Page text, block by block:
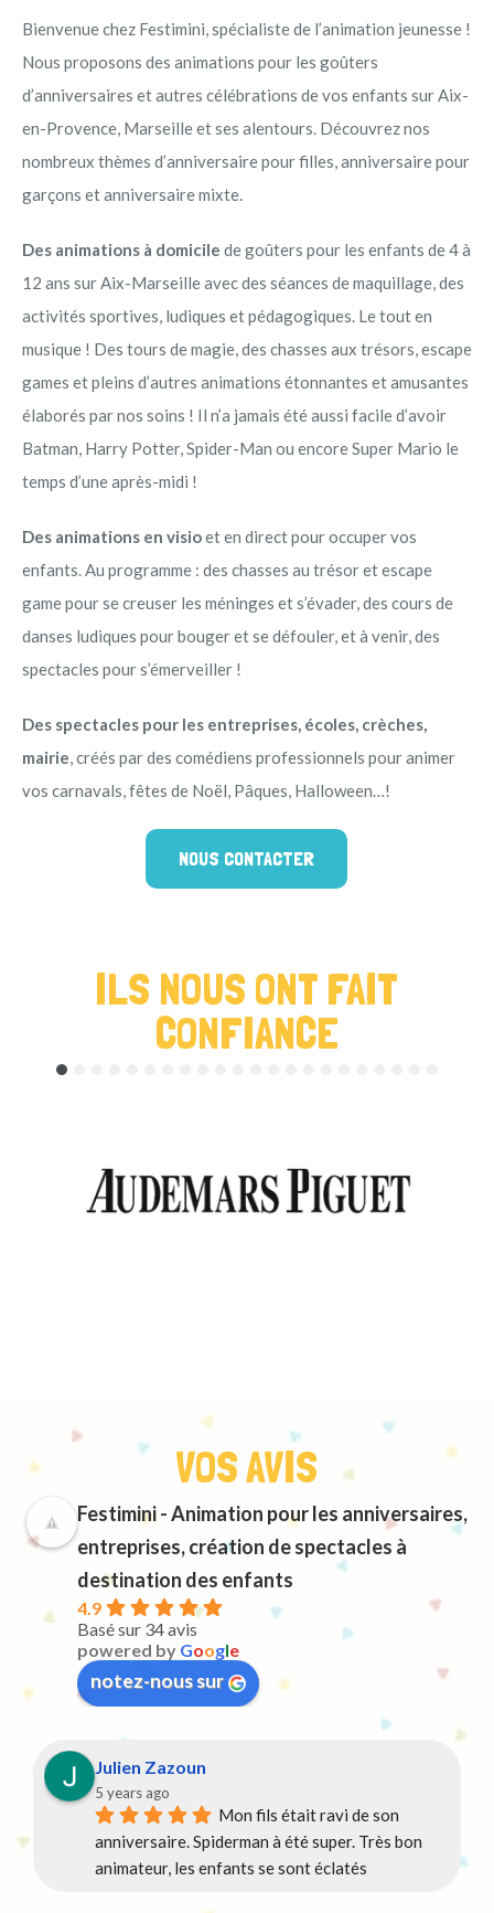
Bienvenue chez Festimini, spécialiste de l’animation jeunesse !
Nous proposons des animations pour les goûters
d’anniversaires et autres célébrations de vos enfants sur Aix-
en-Provence, Marseille et ses alentours. Découvrez nos
nombreux thèmes d’anniversaire pour filles, anniversaire pour
garçons et anniversaire mixte.
Des animations à domicile de goûters pour les enfants de 4 à
12 ans sur Aix-Marseille avec des séances de maquillage, des
activités sportives, ludiques et pédagogiques. Le tout en
musique ! Des tours de magie, des chasses aux trésors, escape
games et pleins d’autres animations étonnantes et amusantes
élaborés par nos soins ! Il n’a jamais été aussi facile d’avoir
Batman, Harry Potter, Spider-Man ou encore Super Mario le
temps d’une après-midi !
Des animations en visioet en direct pour occuper vos
enfants. Au programme : des chasses au trésor et escape
game pour se creuser les méninges et s’évader, des cours de
danses ludiques pour bouger et se défouler, et à venir, des
spectacles pour s’émerveiller !
Des spectacles pour les entreprises, écoles, crèches,
mairie, créés par des comédiens professionnels pour animer
vos carnavals, fêtes de Noël, Pâques, Halloween…!
NOUS CONTACTER
ILS NOUS ONT FAIT
CONFIANCE
VOS AVIS
Festimini - Animation pour les anniversaires,
entreprises, création de spectacles à
destination des enfants
4.9
Basé sur 34 avis
powered by Google
notez-nous sur
Julien Zazoun
5 years ago
Mon fils était ravi de son
anniversaire. Spiderman à été super. Très bon
animateur, les enfants se sont éclatés